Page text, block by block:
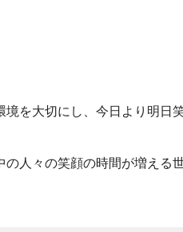
を大切にし、今日より明日
人々の笑顔の時間が増える